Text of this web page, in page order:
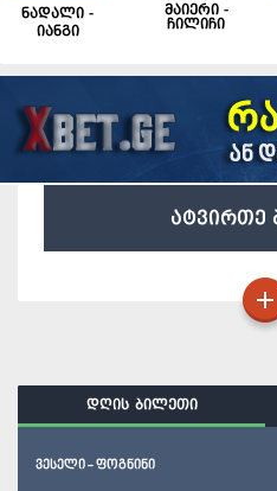
ნადალი -
იანგი
მაიერი -
ჩილიჩი
ატვირთე
დღის ბილეთი
ვესელი - ფოგნინი